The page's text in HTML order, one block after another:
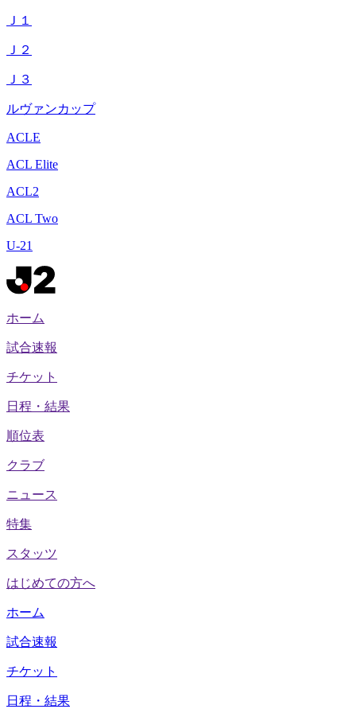
Ｊ１
Ｊ２
Ｊ３
ルヴァンカップ
ACLE
ACL Elite
ACL2
ACL Two
U-21
ホーム
試合速報
チケット
日程・結果
順位表
クラブ
ニュース
特集
スタッツ
はじめての方へ
ホーム
試合速報
チケット
日程・結果